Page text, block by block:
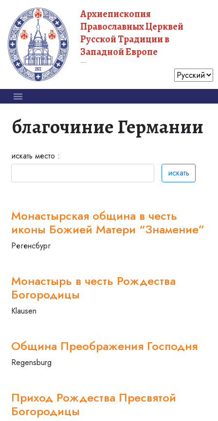
Архиепископия
Православных Церквей
Русской Традиции в
Западной Европе
благочиние Германии
искать место :
искать
Монастырская община в честь
иконы Божией Матери “Знамение”
Регенсбург
Монастырь в честь Рождества
Богородицы
Klausen
Община Преображения Господня
Regensburg
Приход Рождества Пресвятой
Богородицы